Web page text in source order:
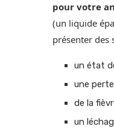
pour votre
(un liquide
présenter des
un état
une
de la
un